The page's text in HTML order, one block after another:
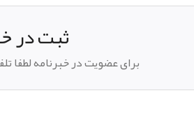
ثبت در
برای عضویت در خبرنامه لطفا